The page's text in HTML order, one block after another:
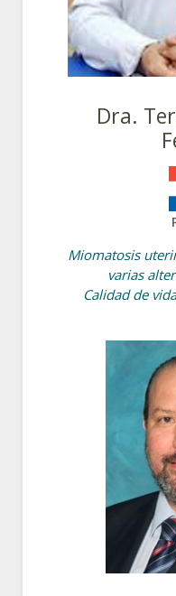
Dra.
Miomatosis
varias
Calidad de